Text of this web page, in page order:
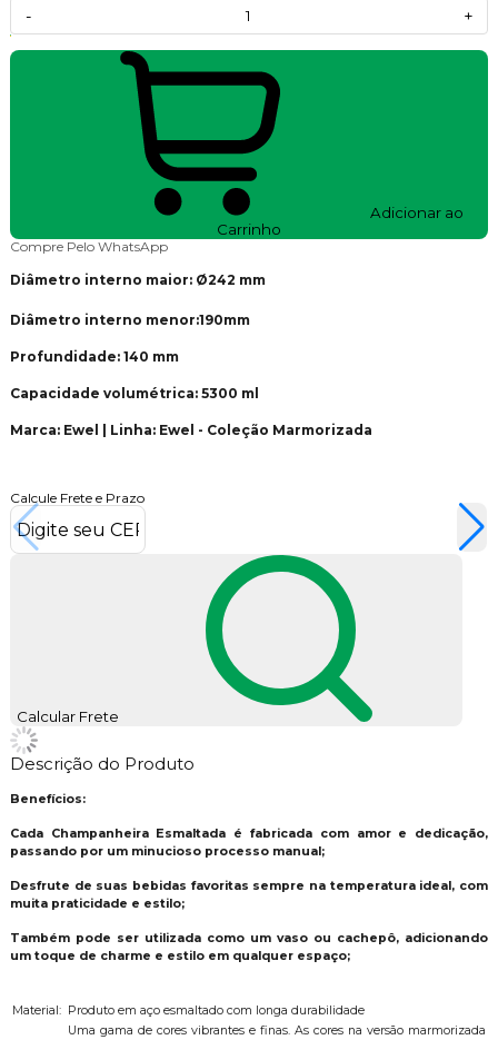
- +
Adicionar ao
Carrinho
Compre Pelo WhatsApp
Diâmetro interno maior: Ø242 mm
Diâmetro interno menor:190mm
Profundidade: 140 mm
Capacidade volumétrica: 5300 ml
Marca: Ewel | Linha: Ewel - Coleção Marmorizada
Calcule Frete e Prazo
Calcular Frete
Descrição do Produto
Benefícios:
Cada Champanheira Esmaltada é fabricada com amor e dedicação,
passando por um minucioso processo manual;
Desfrute de suas bebidas favoritas sempre na temperatura ideal, com
muita praticidade e estilo;
Também pode ser utilizada como um vaso ou cachepô, adicionando
um toque de charme e estilo em qualquer espaço;
Material: Produto em aço esmaltado com longa durabilidade
Uma gama de cores vibrantes e finas. As cores na versão marmorizada